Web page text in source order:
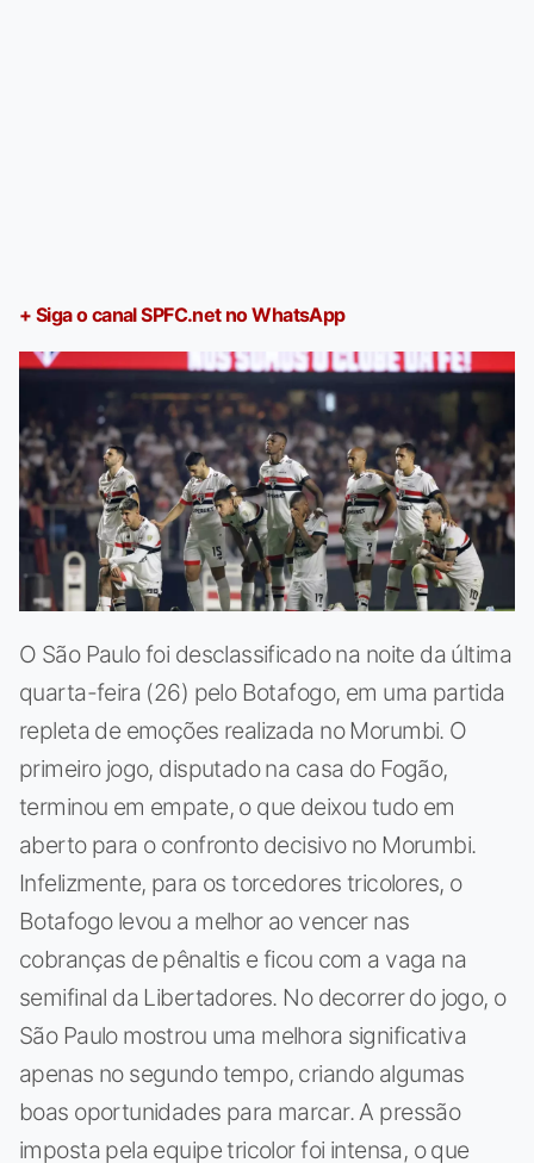
+ Siga o canal SPFC.net no WhatsApp
O São Paulo foi desclassificado na noite da última
quarta-feira (26) pelo Botafogo, em uma partida
repleta de emoções realizada no Morumbi. O
primeiro jogo, disputado na casa do Fogão,
terminou em empate, o que deixou tudo em
aberto para o confronto decisivo no Morumbi.
Infelizmente, para os torcedores tricolores, o
Botafogo levou a melhor ao vencer nas
cobranças de pênaltis e ficou com a vaga na
semifinal da Libertadores. No decorrer do jogo, o
São Paulo mostrou uma melhora significativa
apenas no segundo tempo, criando algumas
boas oportunidades para marcar. A pressão
imposta pela equipe tricolor foi intensa, o que